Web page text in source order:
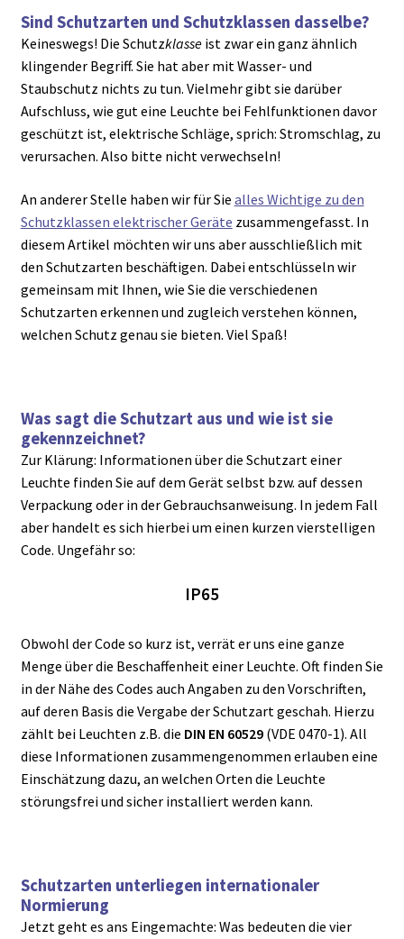
Sind Schutzarten und Schutzklassen dasselbe?
Keineswegs! Die Schutzklasseist zwar ein ganz ähnlich
klingender Begriff. Sie hat aber mit Wasser- und
Staubschutz nichts zu tun. Vielmehr gibt sie darüber
Aufschluss, wie gut eine Leuchte bei Fehlfunktionen davor
geschützt ist, elektrische Schläge, sprich: Stromschlag, zu
verursachen. Also bitte nicht verwechseln!
An anderer Stelle haben wir für Sie alles Wichtige zu den
Schutzklassen elektrischer Geräte zusammengefasst. In
diesem Artikel möchten wir uns aber ausschließlich mit
den Schutzarten beschäftigen. Dabei entschlüsseln wir
gemeinsam mit Ihnen, wie Sie die verschiedenen
Schutzarten erkennen und zugleich verstehen können,
welchen Schutz genau sie bieten. Viel Spaß!
Was sagt die Schutzart aus und wie ist sie
gekennzeichnet?
Zur Klärung: Informationen über die Schutzart einer
Leuchte finden Sie auf dem Gerät selbst bzw. auf dessen
Verpackung oder in der Gebrauchsanweisung. In jedem Fall
aber handelt es sich hierbei um einen kurzen vierstelligen
Code. Ungefähr so:
IP65
Obwohl der Code so kurz ist, verrät er uns eine ganze
Menge über die Beschaffenheit einer Leuchte. Oft finden Sie
in der Nähe des Codes auch Angaben zu den Vorschriften,
auf deren Basis die Vergabe der Schutzart geschah. Hierzu
zählt bei Leuchten z.B. die DIN EN 60529(VDE 0470-1). All
diese Informationen zusammengenommen erlauben eine
Einschätzung dazu, an welchen Orten die Leuchte
störungsfrei und sicher installiert werden kann.
Schutzarten unterliegen internationaler
Normierung
Jetzt geht es ans Eingemachte: Was bedeuten die vier